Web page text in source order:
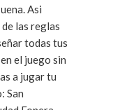
Asi
las reglas
todas tus
el juego sin
a jugar tu
San